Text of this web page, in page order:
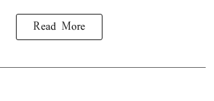
Read More